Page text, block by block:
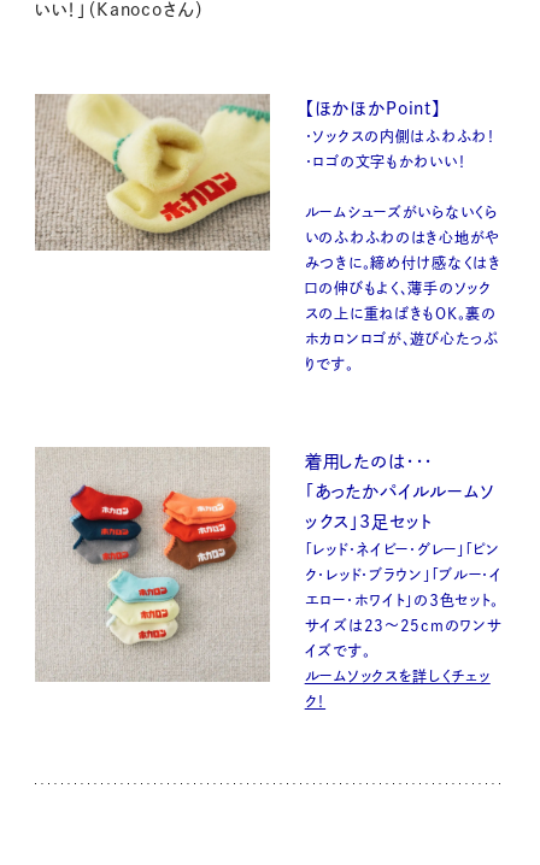
いい！」（Kanocoさん）
【ほかほかPoint】
・ソックスの内側はふわふわ！
・ロゴの文字もかわいい！
ルームシューズがいらないくら
いのふわふわのはき心地がや
みつきに。締め付け感なくはき
口の伸びもよく、薄手のソック
スの上に重ねばきもOK。裏の
ホカロンロゴが、遊び心たっぷ
りです。
着用したのは・・・
「あったかパイルルームソ
ックス」3足セット
「レッド・ネイビー・グレー」「ピン
ク・レッド・ブラウン」「ブルー・イ
エロー・ホワイト」の３色セット。
サイズは23〜25cmのワンサ
イズです。
ルームソックスを詳しくチェッ
ク！